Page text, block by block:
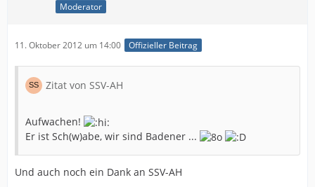
Moderator
11. Oktober 2012 um 14:00 Offizieller Beitrag
Zitat von SSV-AH
Aufwachen!
Er ist Sch(w)abe, wir sind Badener ...
Und auch noch ein Dank an SSV-AH